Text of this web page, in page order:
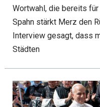
Wortwahl, die bereits
Spahn stärkt Merz den
Interview gesagt, dass
Städten